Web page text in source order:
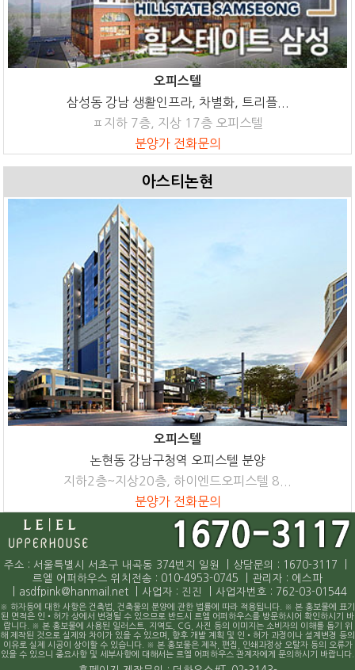
오피스텔
삼성동 강남 생활인프라, 차별화, 트리플...
ㅍ지하 7층, 지상 17층 오피스텔
분양가 전화문의
아스티논현
오피스텔
논현동 강남구청역 오피스텔 분양
지하2층~지상20층, 하이엔드오피스텔 8...
분양가 전화문의
주소 : 서울특별시 서초구 내곡동 374번지 일원 상담문의 : 1670-3117
르엘 어퍼하우스 위치전송 : 010-4953-0745
관리자 : 에스파
asdfpink@hanmail.net 사업자 : 진진 사업자번호 : 762-03-01544
※ 하자등에 대한 사항은 건축법, 건축물의 분양에 관한 법률에 따라 적용됩니다. ※ 본 홍보물에 표기
된 면적은 인•허가 상에서 변경될 수 있으므로 반드시 르엘 어퍼하우스를 방문하시어 확인하시기 바
랍니다. ※ 본 홍보물에 사용된 일러스트, 지역도, CG, 사진 등의 이미지는 소비자의 이해를 돕기 위
해 제작된 것으로 실제와 차이가 있을 수 있으며, 향후 개발 계획 및 인•허가 과정이나 설계변경 등의
이유로 실제 시공이 상이할 수 있습니다. ※ 본 홍보물은 제작, 편집, 인쇄과정상 오탈자 등의 오류가
있을 수 있으니 중요사항 및 세부사항에 대해서는 르엘 어퍼하우스 관계자에게 문의하시기 바랍니다.